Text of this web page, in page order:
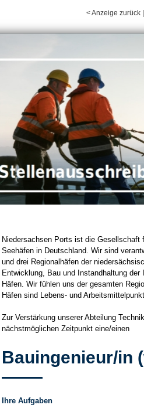
< Anzeige zurück
Niedersachsen Ports ist die
Seehäfen in Deutschland. Wir sind
und drei Regionalhäfen der
Entwicklung, Bau und Instandhaltung
Häfen. Wir fühlen uns der gesamten
Häfen sind Lebens- und
Zur Verstärkung unserer Abteilung
nächstmöglichen Zeitpunkt eine/einen
Bauingenieur/in
Ihre Aufgaben